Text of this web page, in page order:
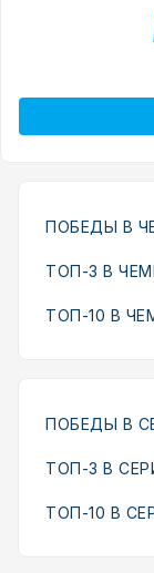
ПОБЕДЫ В
ТОП-3 В
ТОП-10 В
ПОБЕДЫ В
ТОП-3 В
ТОП-10 В